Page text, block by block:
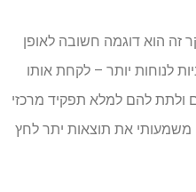
זה הוא דוגמה חשובה לאופן
לנוחות יותר – לקחת אותו
להם למלא תפקיד מרכזי
משמעותי את תוצאות יתר לחץ